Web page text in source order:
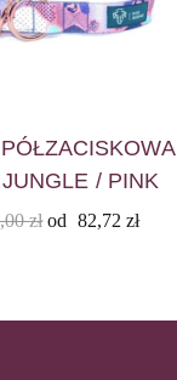
/ PINK
zł od 82,72zł